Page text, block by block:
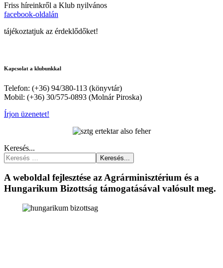
Friss híreinkről a Klub nyilvános
facebook-oldalán
tájékoztatjuk az érdeklődőket!
Kapcsolat a klubunkkal
Telefon: (+36) 94/380-113 (könyvtár)
Mobil: (+36) 30/575-0893 (Molnár Piroska)
Írjon üzenetet!
Keresés...
Keresés...
A weboldal fejlesztése az Agrárminisztérium és a
Hungarikum Bizottság támogatásával valósult meg.